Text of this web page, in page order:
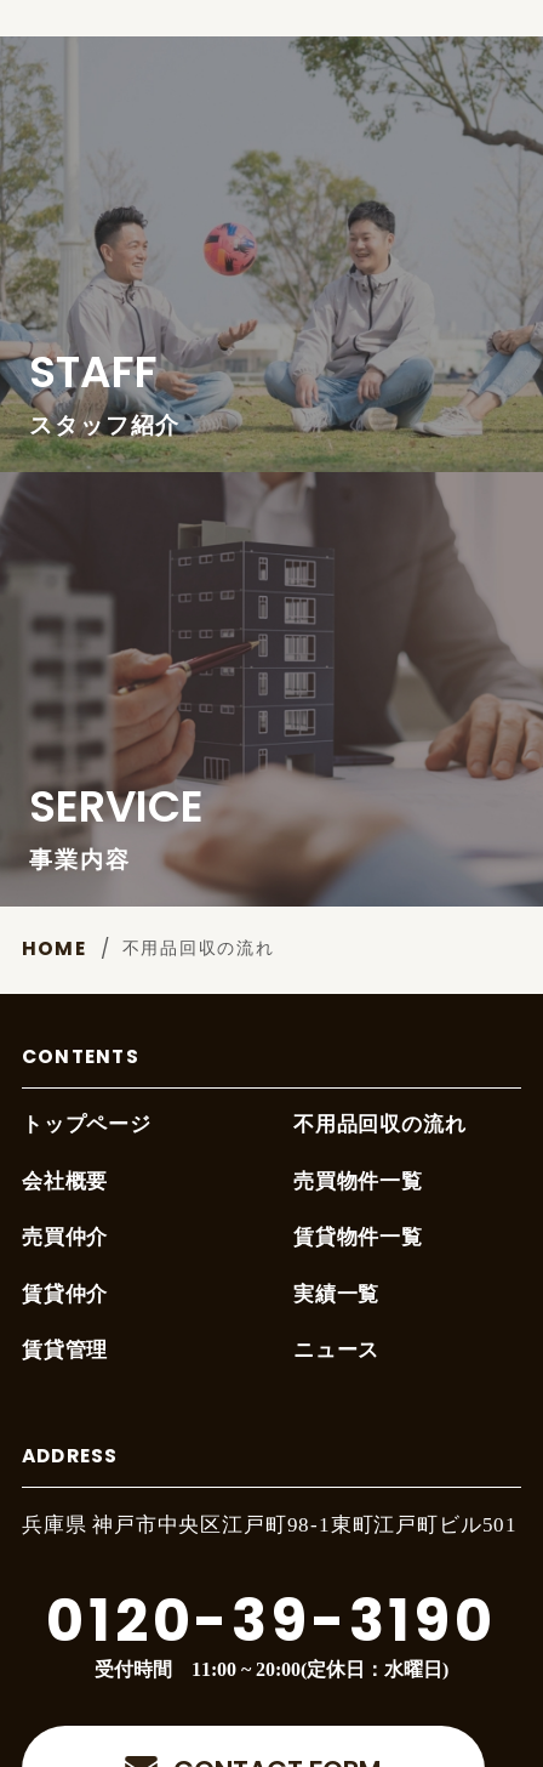
STAFF
スタッフ紹介
SERVICE
事業内容
HOME 不用品回収の流れ
CONTENTS
トップページ
会社概要
売買仲介
賃貸仲介
賃貸管理
不用品回収の流れ
売買物件一覧
賃貸物件一覧
実績一覧
ニュース
ADDRESS
兵庫県 神戸市中央区江戸町98-1東町江戸町ビル501
0120-39-3190
受付時間 11:00 ~ 20:00(定休日：水曜日)